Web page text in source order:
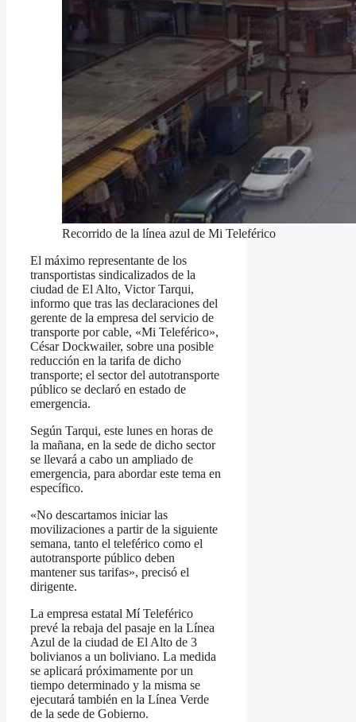
Recorrido de la línea azul de Mi Teleférico
El máximo representante de los
transportistas sindicalizados de la
ciudad de El Alto, Victor Tarqui,
informo que tras las declaraciones del
gerente de la empresa del servicio de
transporte por cable, «Mi Teleférico»,
César Dockwailer, sobre una posible
reducción en la tarifa de dicho
transporte; el sector del autotransporte
público se declaró en estado de
emergencia.
Según Tarqui, este lunes en horas de
la mañana, en la sede de dicho sector
se llevará a cabo un ampliado de
emergencia, para abordar este tema en
específico.
«No descartamos iniciar las
movilizaciones a partir de la siguiente
semana, tanto el teleférico como el
autotransporte público deben
mantener sus tarifas», precisó el
dirigente.
La empresa estatal Mí Teleférico
prevé la rebaja del pasaje en la Línea
Azul de la ciudad de El Alto de 3
bolivianos a un boliviano. La medida
se aplicará próximamente por un
tiempo determinado y la misma se
ejecutará también en la Línea Verde
de la sede de Gobierno.